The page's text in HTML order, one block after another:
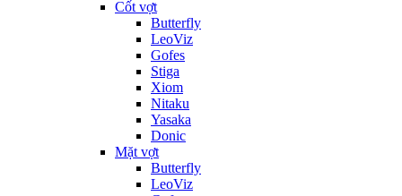
Cốt vợt
Butterfly
LeoViz
Gofes
Stiga
Xiom
Nitaku
Yasaka
Donic
Mặt vợt
Butterfly
LeoViz